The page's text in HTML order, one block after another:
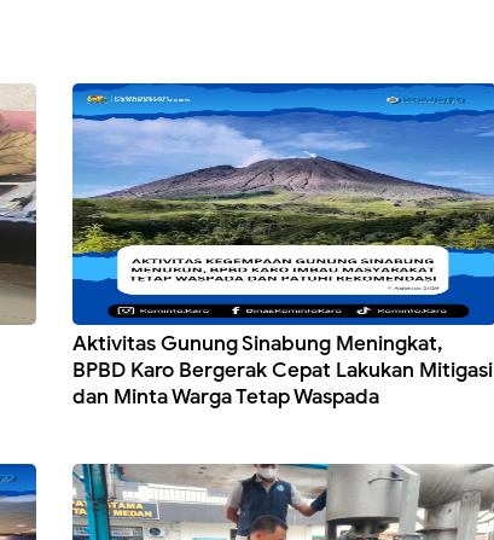
Aktivitas Gunung Sinabung Meningkat,
BPBD Karo Bergerak Cepat Lakukan Mitigasi
dan Minta Warga Tetap Waspada